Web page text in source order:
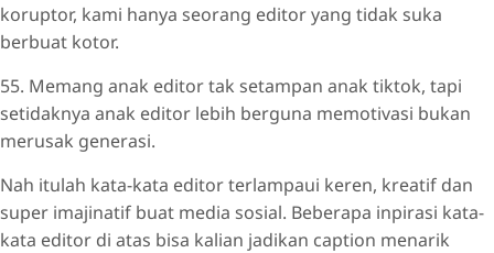
koruptor, kami hanya seorang editor yang tidak suka
berbuat kotor.
55. Memang anak editor tak setampan anak tiktok, tapi
setidaknya anak editor lebih berguna memotivasi bukan
merusak generasi.
Nah itulah kata-kata editor terlampaui keren, kreatif dan
super imajinatif buat media sosial. Beberapa inpirasi kata-
kata editor di atas bisa kalian jadikan caption menarik